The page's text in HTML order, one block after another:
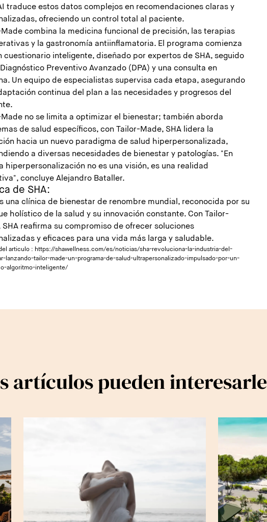
traduce estos datos complejos en recomendaciones claras y
ofreciendo un control total al paciente.
combina la medicina funcional de precisión, las terapias
y la gastronomía antiinflamatoria. El programa comienza
cuestionario inteligente, diseñado por expertos de SHA, seguido
Preventivo Avanzado (DPA) y una consulta en
Un equipo de especialistas supervisa cada etapa, asegurando
continua del plan a las necesidades y progresos del
no se limita a optimizar el bienestar; también aborda
de salud específicos, con Tailor-Made, SHA lidera la
hacia un nuevo paradigma de salud hiperpersonalizada,
a diversas necesidades de bienestar y patologías. "En
hiperpersonalización no es una visión, es una realidad
concluye Alejandro Bataller.
de SHA:
una clínica de bienestar de renombre mundial, reconocida por su
holístico de la salud y su innovación constante. Con Tailor-
SHA reafirma su compromiso de ofrecer soluciones
y eficaces para una vida más larga y saludable.
articulo : https://shawellness.com/es/noticias/sha-revoluciona-la-industria-del-
lanzando-tailor-made-un-programa-de-salud-ultrapersonalizado-impulsado-por-un-
algoritmo-inteligente/
artículos pueden interesarle